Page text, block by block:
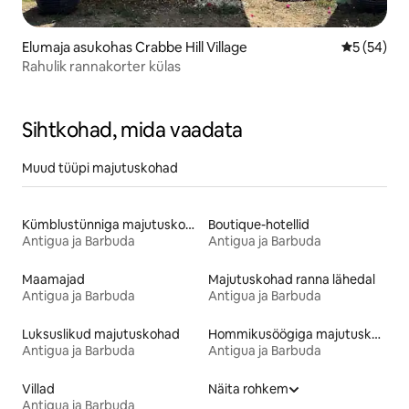
Elumaja asukohas Crabbe Hill Village Keskmine
5 (54)
Rahulik rannakorter külas
Sihtkohad, mida vaadata
Muud tüüpi majutuskohad
Kümblustünniga majutuskohad
Antigua ja Barbuda
Boutique-hotellid
Antigua ja Barbuda
Maamajad
Antigua ja Barbuda
Majutuskohad ranna lähedal
Antigua ja Barbuda
Luksuslikud majutuskohad
Antigua ja Barbuda
Hommikusöögiga majutuskohad
Antigua ja Barbuda
Villad
Näita rohkem